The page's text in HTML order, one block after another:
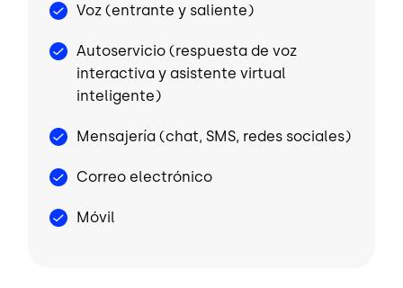
Voz (entrante y saliente)
Autoservicio (respuesta de voz
interactiva y asistente virtual
inteligente)
Mensajería (chat, SMS, redes sociales)
Correo electrónico
Móvil